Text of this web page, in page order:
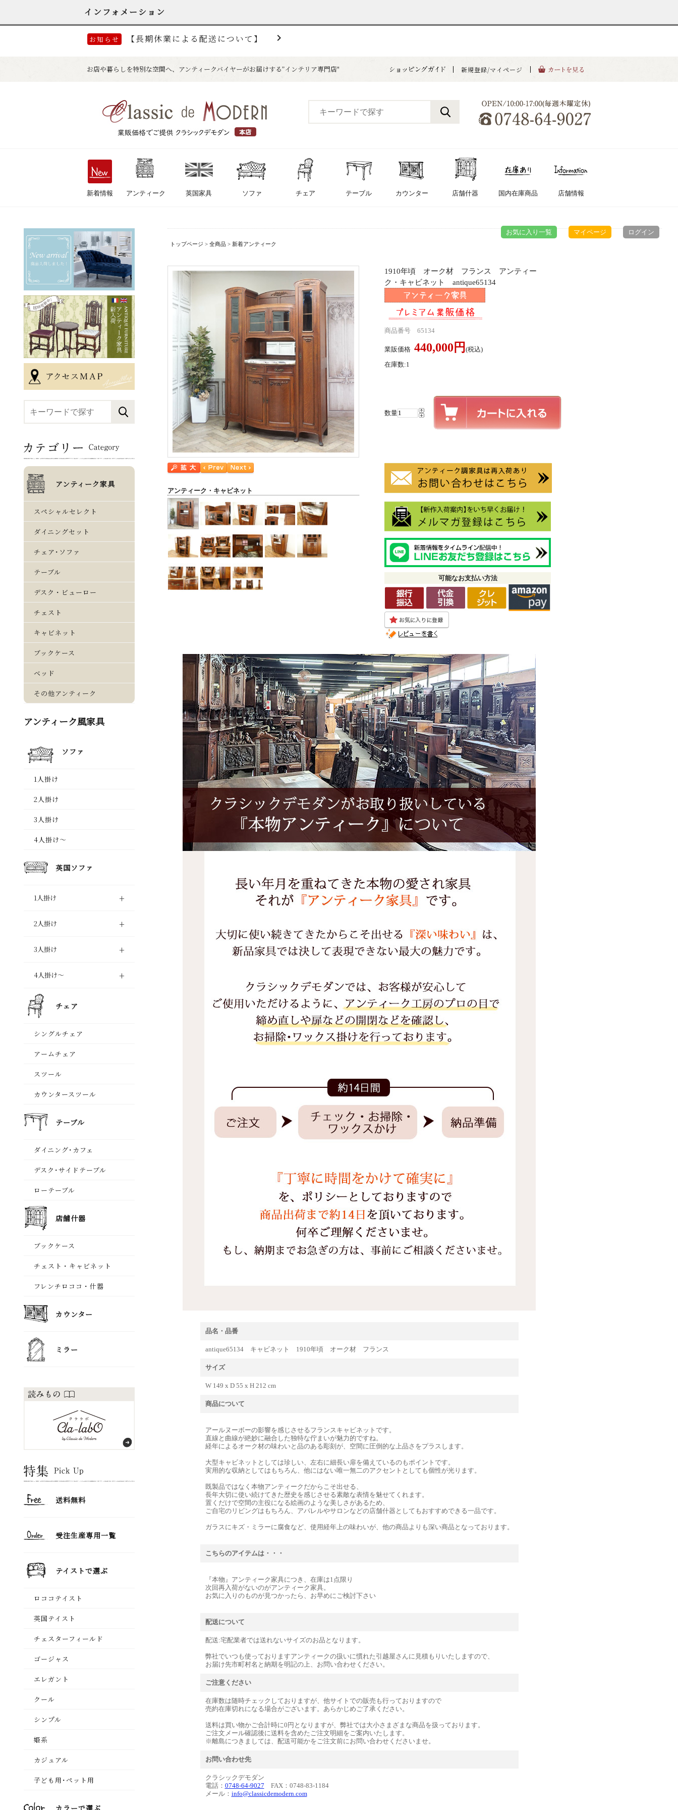
お気に入り一覧 マイページ ログイン
トップページ > 全商品 > 新着アンティーク
1910年頃 オーク材 フランス アンティー
ク・キャビネット antique65134
商品番号 65134
業販価格 440,000円 (税込)
在庫数:1
数量
可能なお支払い方法
アンティーク・キャビネット
品名・品番
antique65134 キャビネット 1910年頃 オーク材 フランス
サイズ
W 149 x D 55 x H 212 cm
商品について
アールヌーボーの影響を感じさせるフランスキャビネットです。
直線と曲線が絶妙に融合した独特な佇まいが魅力的ですね。
経年によるオーク材の味わいと品のある彫刻が、空間に圧倒的な上品さをプラスします。
大型キャビネットとしては珍しい、左右に細長い扉を備えているのもポイントです。
実用的な収納としてはもちろん、他にはない唯一無二のアクセントとしても個性が光ります。
既製品ではなく本物アンティークだからこそ出せる、
長年大切に使い続けてきた歴史を感じさせる素敵な表情を魅せてくれます。
置くだけで空間の主役になる絵画のような美しさがあるため、
ご自宅のリビングはもちろん、アパレルやサロンなどの店舗什器としてもおすすめできる一品です。
ガラスにキズ・ミラーに腐食など、使用経年上の味わいが、他の商品よりも深い商品となっております。
こちらのアイテムは・・・
『本物』アンティーク家具につき、在庫は1点限り
次回再入荷がないのがアンティーク家具。
お気に入りのものが見つかったら、お早めにご検討下さい
配送について
配送:宅配業者では送れないサイズのお品となります。
弊社でいつも使っておりますアンティークの扱いに慣れた引越屋さんに見積もりいたしますので、
お届け先市町村名と納期を明記の上、お問い合わせください。
ご注意ください
在庫数は随時チェックしておりますが、他サイトでの販売も行っておりますので
売約在庫切れになる場合がございます。あらかじめご了承ください。
送料は買い物かご合計時に0円となりますが、弊社では大小さまざまな商品を扱っております。
ご注文メール確認後に送料を含めたご注文明細をご案内いたします。
※離島につきましては、配送可能かをご注文前にお問い合わせくださいませ。
お問い合わせ先
クラシックデモダン
電話： 0748-64-9027 FAX：0748-83-1184
メール： info@classicdemodern.com